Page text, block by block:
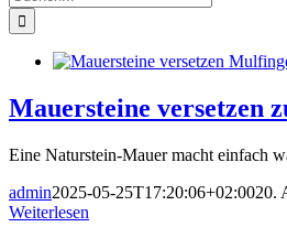
nach:
Mauersteine versetzen
Eine Naturstein-Mauer macht einfach
admin2025-05-25T17:20:06+02:0020.
Weiterlesen